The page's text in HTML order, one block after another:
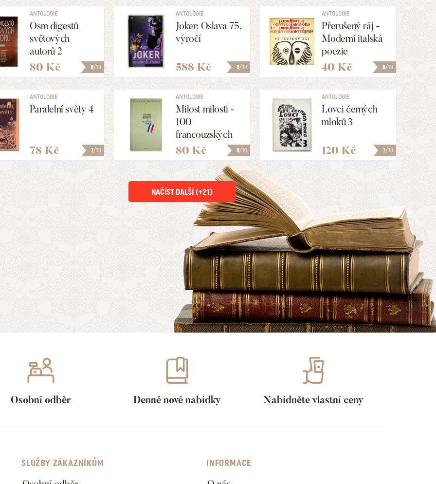
8/10
ANTOLOGIE
Osm digestů
světových
autorů 2
80 Kč 8/10
ANTOLOGIE
Joker: Oslava 75.
výročí
588 Kč 8/10
ANTOLOGIE
Přerušený ráj -
Moderní italská
poezie
40 Kč
7/10
ANTOLOGIE
Paralelní světy 4
78 Kč 8/10
ANTOLOGIE
Milost milosti -
100
francouzských
sonetů
80 Kč 7/10
ANTOLOGIE
Lovci černých
mloků 3
120 Kč
NAČÍST DALŠÍ (+21)
Osobní odběr Denně nové nabídky Nabídněte vlastní ceny
SLUŽBY ZÁKAZNÍKŮM INFORMACE